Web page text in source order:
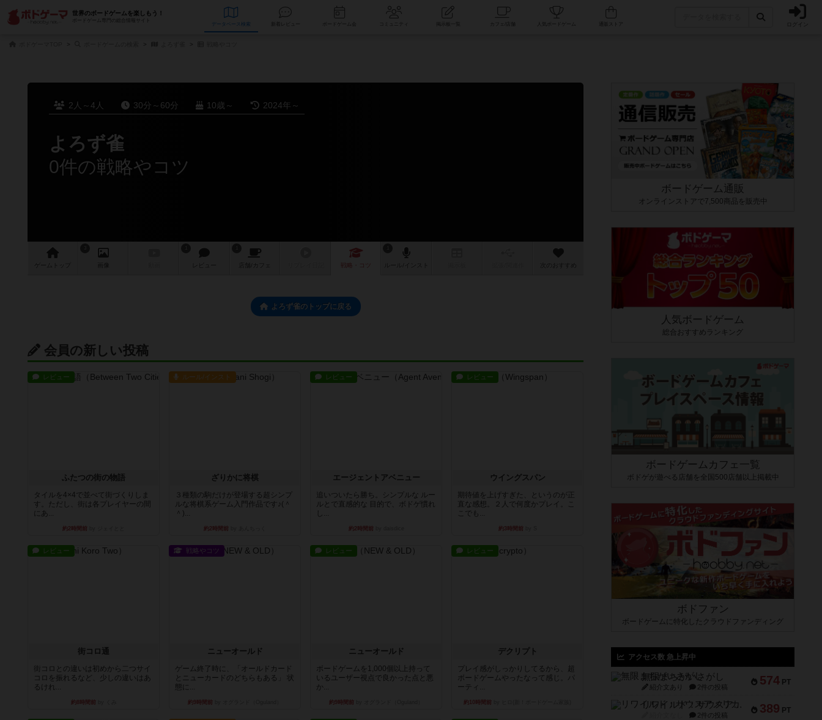
世界のボードゲームを楽しもう！
ボードゲーム専門の総合情報サイト
データベース コミュニティ 人気ボードゲーム ログイン
2人～4人 30分～60分 10歳～ 2024年～
よろず雀
0件の戦略やコツ
ゲーム 画像 レビュー 店舗/ カフェ 戦略 ・コツ 次のおすすめ
よろず雀のトップに戻る
会員の新しい投稿
レビュー
ふたつの街の物語
タイルを4×4で並べて街づくりしま
す。ただし、街は各プレイヤーの間
にあ...
約2時間前
ルール/インスト
ざりかに将棋
３種類の駒だけが登場する超シンプ
ルな将棋系ゲーム入門作品です♪(＾
＾)...
約2時間前
レビュー
エージェントアベニュー
追いついたら勝ち。シンプルな ルー
ルとで直感的な 目的で、ボドゲ慣れ
し...
約2時間前
レビュー
ウイングスパン
期待値を上げすぎた、というのが正
直な感想。２人で何度かプレイ。こ
こでも...
約3時間前
レビュー
街コロ通
街コロとの違いは初めから二つサイ
コロを振れるなど、少しの違いはあ
るけれ...
約8時間前
戦略やコツ
ニューオールド
ゲーム終了時に、「オールドカード
とニューカードのどちらもある」 状
態に...
約9時間前
レビュー
ニューオールド
ボードゲームを1,000個以上持って
いるユーザー視点で良かった点と悪
か...
約9時間前
レビュー
デクリプト
プレイ感がしっかりしてるから、超
ボードゲームやったなって感じ。パ
ーティ...
約10時間前
ボードゲーム通販
オンラインストアで7,500商品を販売中
人気ボードゲーム
総合おすすめランキング
ボードゲームカフェ一覧
ボドゲが遊べる店舗を全国500店舗以上掲載中
ボドファン
ボードゲームに特化したクラウドファンディング
アクセス数 急上昇中
574 PT
無限まちがいさがし
紹介文あり 2件の投稿
389 PT
リワイルド：サウスアメリカ
2件の投稿